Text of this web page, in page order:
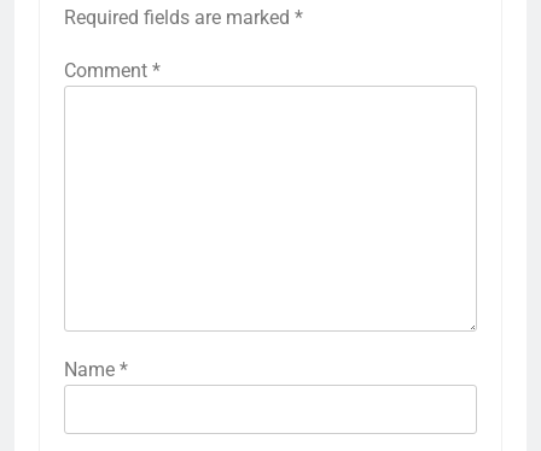
Required fields are marked *
Comment *
Name *